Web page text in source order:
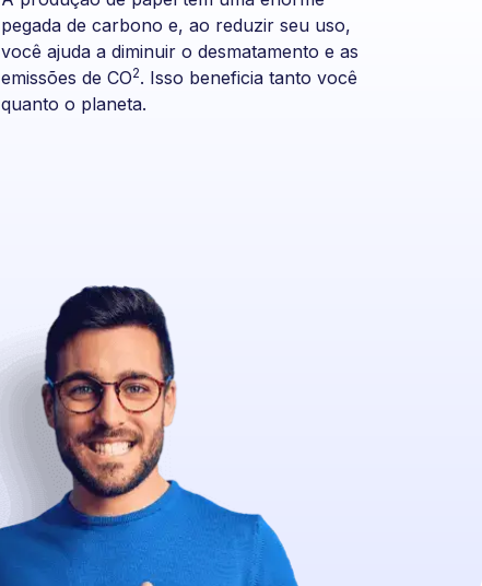
pegada de carbono e, ao reduzir seu uso,
você ajuda a diminuir o desmatamento e as
emissões de CO2. Isso beneficia tanto você
quanto o planeta.